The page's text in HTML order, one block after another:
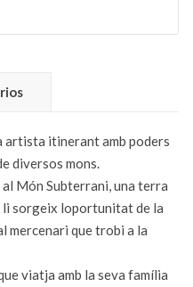
artista itinerant amb poders
diversos mons.
al Món Subterrani, una terra
sorgeix loportunitat de la
mercenari que trobi a la
viatja amb la seva família